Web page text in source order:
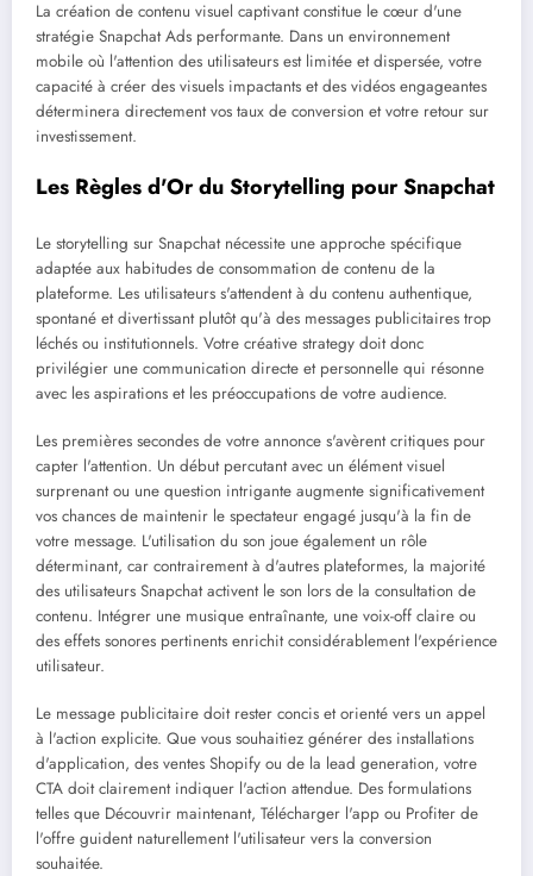
La création de contenu visuel captivant constitue le cœur d'une
stratégie Snapchat Ads performante. Dans un environnement
mobile où l'attention des utilisateurs est limitée et dispersée, votre
capacité à créer des visuels impactants et des vidéos engageantes
déterminera directement vos taux de conversion et votre retour sur
investissement.
Les Règles d'Or du Storytelling pour Snapchat
Le storytelling sur Snapchat nécessite une approche spécifique
adaptée aux habitudes de consommation de contenu de la
plateforme. Les utilisateurs s'attendent à du contenu authentique,
spontané et divertissant plutôt qu'à des messages publicitaires trop
léchés ou institutionnels. Votre créative strategy doit donc
privilégier une communication directe et personnelle qui résonne
avec les aspirations et les préoccupations de votre audience.
Les premières secondes de votre annonce s'avèrent critiques pour
capter l'attention. Un début percutant avec un élément visuel
surprenant ou une question intrigante augmente significativement
vos chances de maintenir le spectateur engagé jusqu'à la fin de
votre message. L'utilisation du son joue également un rôle
déterminant, car contrairement à d'autres plateformes, la majorité
des utilisateurs Snapchat activent le son lors de la consultation de
contenu. Intégrer une musique entraînante, une voix-off claire ou
des effets sonores pertinents enrichit considérablement l'expérience
utilisateur.
Le message publicitaire doit rester concis et orienté vers un appel
à l'action explicite. Que vous souhaitiez générer des installations
d'application, des ventes Shopify ou de la lead generation, votre
CTA doit clairement indiquer l'action attendue. Des formulations
telles que Découvrir maintenant, Télécharger l'app ou Profiter de
l'offre guident naturellement l'utilisateur vers la conversion
souhaitée.